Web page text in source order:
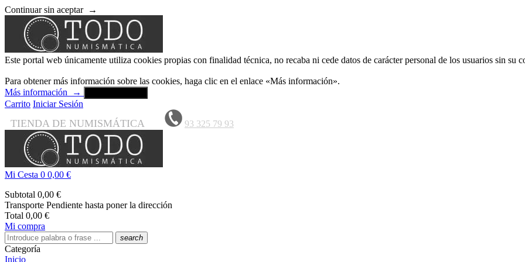
Continuar sin aceptar →
Este portal web únicamente utiliza cookies propias con finalidad técnica, no recaba ni cede datos de carácter personal de los usuarios sin su
Para obtener más información sobre las cookies, haga clic en el enlace «Más información».
Más información
→
Carrito Iniciar Sesión
TIENDA DE NUMISMÁTICA 93 325 79 93
Mi Cesta 0 0,00 €
Subtotal 0,00 €
Transporte Pendiente hasta poner la dirección
Total 0,00 €
Mi compra
search
Categoría
Inicio